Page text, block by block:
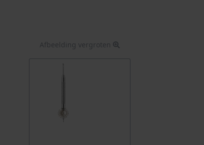
Afbeelding vergroten